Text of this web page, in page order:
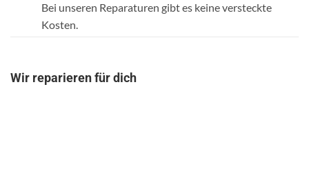
Bei unseren Reparaturen gibt es keine versteckte
Kosten.
Wir reparieren für dich